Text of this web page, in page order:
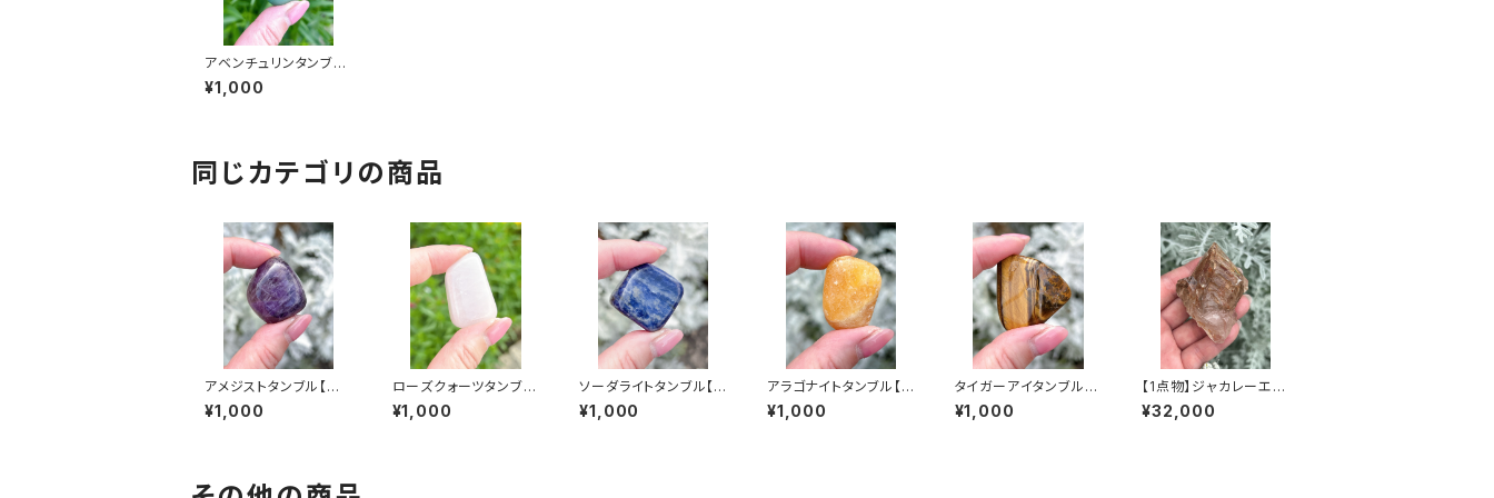
アベンチュリンタンブル
【スタッフおすすめラン
ダム配送】
¥1,000
同じカテゴリの商品
アメジストタンブル【スタ
ッフおすすめランダム配
送】
¥1,000
ローズクォーツタンブル
【スタッフおすすめラン
ダム配送】
¥1,000
ソーダライトタンブル【ス
タッフおすすめランダム
配送】
¥1,000
アラゴナイトタンブル【ス
タッフおすすめランダム
配送】
¥1,000
タイガーアイタンブル
【スタッフおすすめラン
ダム配送】
¥1,000
【1点物】ジャカレーエレ
スチャル水晶ポイント/
希少
¥32,000